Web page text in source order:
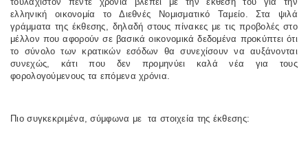
ελληνική οικονομία το Διεθνές Νομισματικό Ταμείο. Στα ψιλά
γράμματα της έκθεσης, δηλαδή στους πίνακες με τις προβολές στο
μέλλον που αφορούν σε βασικά οικονομικά δεδομένα προκύπτει ότι
το σύνολο των κρατικών εσόδων θα συνεχίσουν να αυξάνονται
συνεχώς, κάτι που δεν προμηνύει καλά νέα για τους
φορολογούμενους τα επόμενα χρόνια.
Πιο συγκεκριμένα, σύμφωνα με τα στοιχεία της έκθεσης: